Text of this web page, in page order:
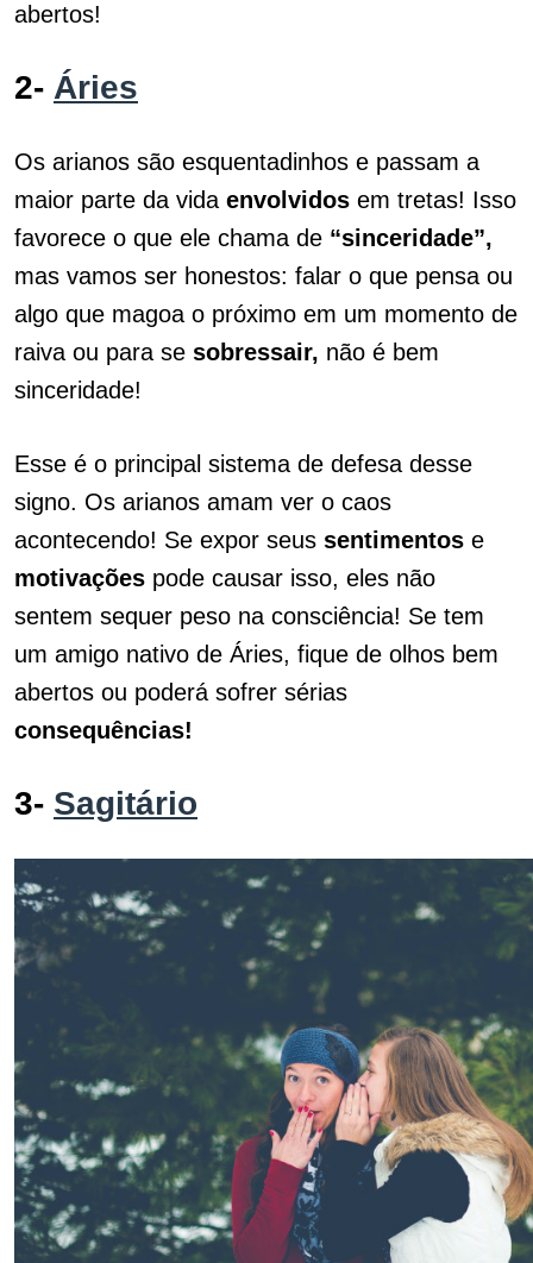
abertos!
2- Áries
Os arianos são esquentadinhos e passam a
maior parte da vida envolvidos em tretas! Isso
favorece o que ele chama de “sinceridade”,
mas vamos ser honestos: falar o que pensa ou
algo que magoa o próximo em um momento de
raiva ou para se sobressair, não é bem
sinceridade!
Esse é o principal sistema de defesa desse
signo. Os arianos amam ver o caos
acontecendo! Se expor seus sentimentos e
motivações pode causar isso, eles não
sentem sequer peso na consciência! Se tem
um amigo nativo de Áries, fique de olhos bem
abertos ou poderá sofrer sérias
consequências!
3- Sagitário